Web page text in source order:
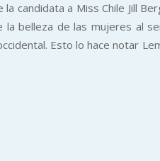
candidata a Miss Chile Jill
belleza de las mujeres al
Esto lo hace notar